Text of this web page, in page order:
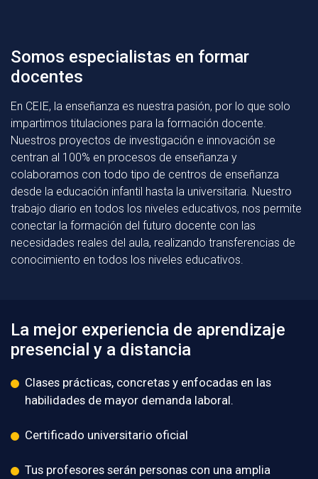
Somos especialistas en formar
docentes
En CEIE, la enseñanza es nuestra pasión, por lo que solo
impartimos titulaciones para la formación docente.
Nuestros proyectos de investigación e innovación se
centran al 100% en procesos de enseñanza y
colaboramos con todo tipo de centros de enseñanza
desde la educación infantil hasta la universitaria. Nuestro
trabajo diario en todos los niveles educativos, nos permite
conectar la formación del futuro docente con las
necesidades reales del aula, realizando transferencias de
conocimiento en todos los niveles educativos.
La mejor experiencia de aprendizaje
presencial y a distancia
Clases prácticas, concretas y enfocadas en las
habilidades de mayor demanda laboral.
Certificado universitario oficial
Tus profesores serán personas con una amplia